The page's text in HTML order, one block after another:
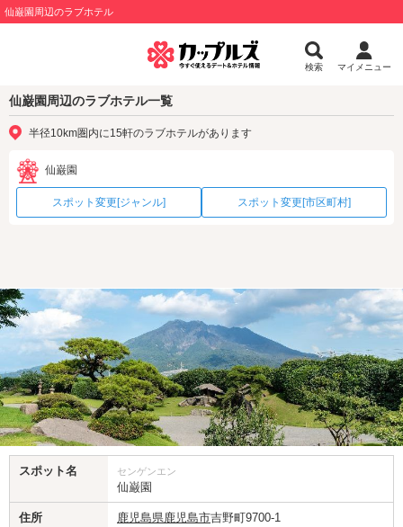
仙巌園周辺のラブホテル
検索 マイメニュー
仙巌園周辺のラブホテル一覧
半径10km圏内に15軒のラブホテルがあります
仙巌園
スポット変更[ジャンル] スポット変更[市区町村]
スポット名 センゲンエン
仙巌園
住所 鹿児島県 鹿児島市吉野町9700-1